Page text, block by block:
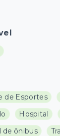
de Esportes
Hospital
de ônibus